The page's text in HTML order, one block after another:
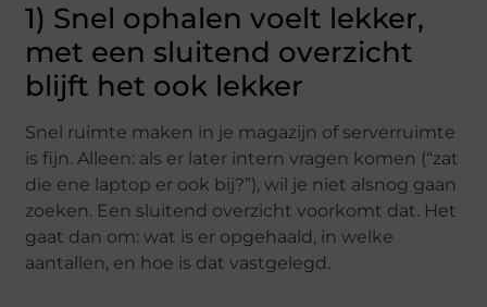
1) Snel ophalen voelt lekker,
met een sluitend overzicht
blijft het ook lekker
Snel ruimte maken in je magazijn of serverruimte
is fijn. Alleen: als er later intern vragen komen (“zat
die ene laptop er ook bij?”), wil je niet alsnog gaan
zoeken. Een sluitend overzicht voorkomt dat. Het
gaat dan om: wat is er opgehaald, in welke
aantallen, en hoe is dat vastgelegd.